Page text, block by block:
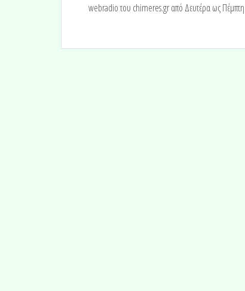
webradio του chimeres.gr από Δευτέρα ως